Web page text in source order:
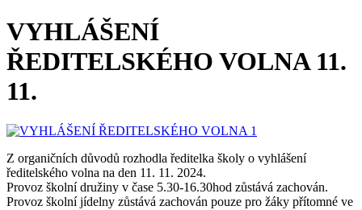
VYHLÁŠENÍ
ŘEDITELSKÉHO VOLNA 11.
11.
Z organičních důvodů rozhodla ředitelka školy o vyhlášení
ředitelského volna na den 11. 11. 2024.
Provoz školní družiny v čase 5.30-16.30hod zůstává zachován.
Provoz školní jídelny zůstává zachován pouze pro žáky přítomné ve